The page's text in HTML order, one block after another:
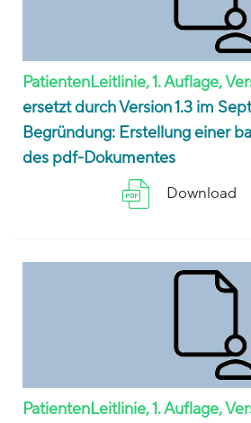
PatientenLeitlinie, 1. Auflage,
ersetzt durch Version 1.3 im
Begründung: Erstellung einer
des pdf-Dokumentes
Download
PatientenLeitlinie, 1. Auflage,